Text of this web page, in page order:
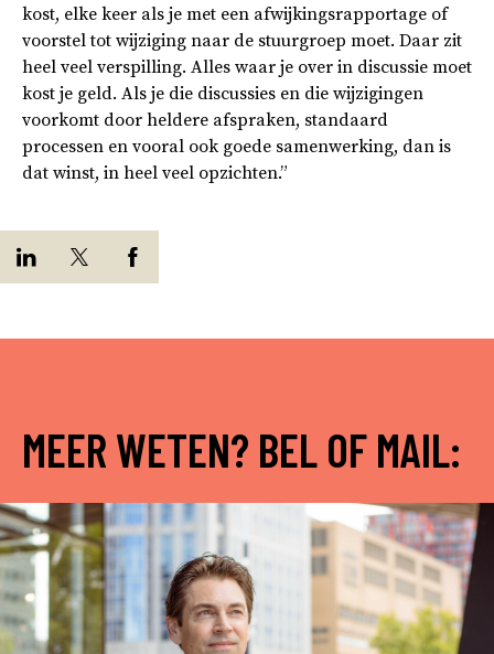
kost, elke keer als je met een afwijkingsrapportage of
voorstel tot wijziging naar de stuurgroep moet. Daar zit
heel veel verspilling. Alles waar je over in discussie moet
kost je geld. Als je die discussies en die wijzigingen
voorkomt door heldere afspraken, standaard
processen en vooral ook goede samenwerking, dan is
dat winst, in heel veel opzichten.”
MEER WETEN? BEL OF MAIL: